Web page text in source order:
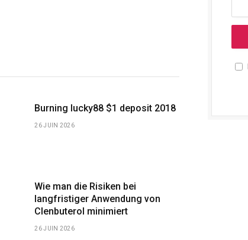
Burning lucky88 $1 deposit 2018
26 JUIN 2026
Wie man die Risiken bei
langfristiger Anwendung von
Clenbuterol minimiert
26 JUIN 2026